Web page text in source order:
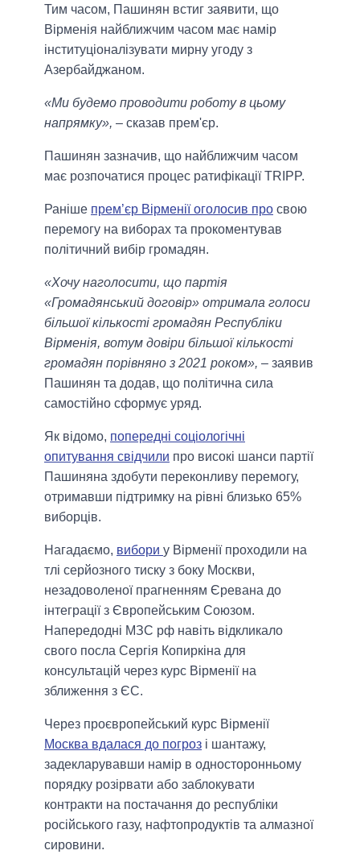
Тим часом, Пашинян встиг заявити, що
Вірменія найближчим часом має намір
інституціоналізувати мирну угоду з
Азербайджаном.
«Ми будемо проводити роботу в цьому
напрямку», – сказав прем'єр.
Пашинян зазначив, що найближчим часом
має розпочатися процес ратифікації TRIPP.
Раніше прем’єр Вірменії оголосив про свою
перемогу на виборах та прокоментував
політичний вибір громадян.
«Хочу наголосити, що партія
«Громадянський договір» отримала голоси
більшої кількості громадян Республіки
Вірменія, вотум довіри більшої кількості
громадян порівняно з 2021 роком», – заявив
Пашинян та додав, що політична сила
самостійно сформує уряд.
Як відомо, попередні соціологічні
опитування свідчили про високі шанси партії
Пашиняна здобути переконливу перемогу,
отримавши підтримку на рівні близько 65%
виборців.
Нагадаємо, вибори у Вірменії проходили на
тлі серйозного тиску з боку Москви,
незадоволеної прагненням Єревана до
інтеграції з Європейським Союзом.
Напередодні МЗС рф навіть відкликало
свого посла Сергія Копиркіна для
консультацій через курс Вірменії на
зближення з ЄС.
Через проєвропейський курс Вірменії
Москва вдалася до погроз і шантажу,
задекларувавши намір в односторонньому
порядку розірвати або заблокувати
контракти на постачання до республіки
російського газу, нафтопродуктів та алмазної
сировини.